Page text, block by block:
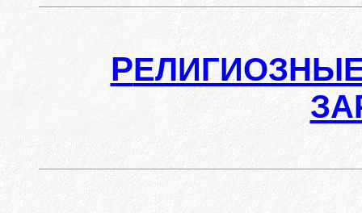
Р